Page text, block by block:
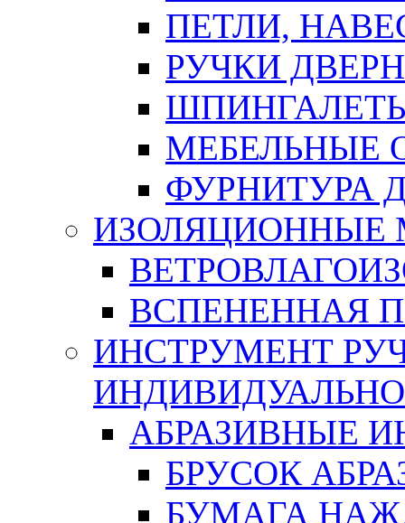
ПЕТЛИ,
РУЧКИ
МЕБЕЛЬНЫЕ
ФУРНИТУРА
ИЗОЛЯЦИОННЫЕ
ВСПЕНЕННАЯ
ИНСТРУМЕНТ
АБРАЗИВНЫЕ
БРУСОК
БУМАГА